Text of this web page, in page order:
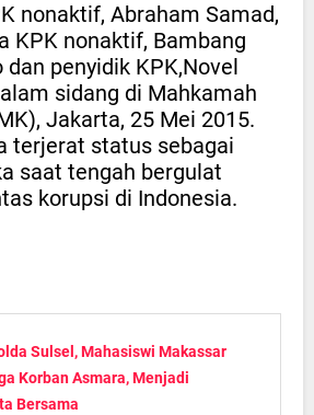
nonaktif, Abraham Samad,
KPK nonaktif, Bambang
penyidik KPK,Novel
sidang di Mahkamah
Jakarta, 25 Mei 2015.
terjerat status sebagai
saat tengah bergulat
korupsi di Indonesia.
Sulsel, Mahasiswi Makassar
Korban Asmara, Menjadi
Bersama